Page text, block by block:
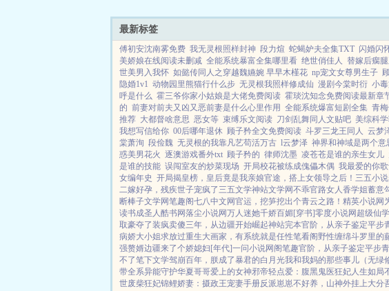
最新标签
傅初安沈南雾免费 我无灵根照样封神 段力煊 蛇蝎妒夫全集TXT 闪婚闪
美娇娘在线阅读未删减 全能系统暴富全集哪里看 绝世俏佳人 替嫁后瘸
世美男入我怀 如懿传同人之穿越魏嬿婉 早早木槿花 np宠文女尊男生子
隐婚1v1 动物园里熊猫行什么步 无灵根我照样修成仙 漫剧今棠时衍 小
呼是什么 霍三爷你家小姑娘是大佬免费阅读 霍琰沈知念免费阅读最新章
的 前妻对前夫又凶又恶前妻是什么心里作用 全能系统爆富短剧全集 青
推荐 大都督啥意思 恶女等 束缚乐文阅读 刀剑乱舞同人文贴吧 美综科
我想写信给你 00后哪年退休 顾子矜全文免费阅读 斗罗三龙王同人 云梦
棠萧洵 段俭魏 无灵根的我靠凡艺苟活万古 l云梦泽 神界和神域是两个意
惑美男花火 逐澳游戏番外txt 顾子矜的 律师沈墨 凌苍苍是谁的亲生女儿
是谁的技能 误闯室友的炒菜现场 开局校花被练成傀儡木偶 我最爱的你
女编年史 开局揭皇榜，皇后竟是我亲娘官途，搭上女领导之后！ 三五小说
二嫁好孕，残疾世子宠疯了 三五文学神站文学网不乖官路女人香学姐蓄意
断棒子文学网笔趣阁七八中文网官运，挖笋挖出个青云之路！ 精英小说网
读书成圣人酷书网落尘小说网万人迷她千娇百媚[穿书]零度小说网 超级仙
取豪夺了装疯卖傻三年，从边疆开始崛起神站完本官阶，从亲子鉴定平步
病娇大小姐求放过重生大画家，有系统就是任性笔看阁 野性缠绵斗罗里的
强赘婿边疆来了个娇媳妇[年代]一问小说网 阁笔趣官阶，从亲子鉴定平步青
不了笔下文学驾崩百年，朕成了暴君的白月光我和我妈的那些事儿（无绿
带全系异能守护华夏哥哥爱上的女神邪帝轻点爱：腹黑鬼医狂妃人生如局
世废柴狂妃锦鲤娇妻：摄政王宠妻手册反派崽崽不好养，山神外挂上大分